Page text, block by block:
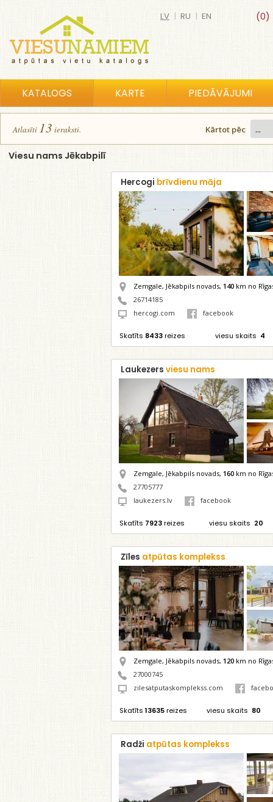
(0)
LV | RU | EN
KATALOGS KARTE PIEDĀVĀJUMI
Atlasīti 13 ieraksti. Kārtot pēc
Viesu nams Jēkabpilī
Hercogi brīvdienu māja
Zemgale, Jēkabpils novads, 140 km no
26714185
hercogi.com
facebook
Skatīts 8433reizes viesu skaits 4
Laukezers viesu nams
Zemgale, Jēkabpils novads, 160 km no
27705777
laukezers.lv
facebook
Skatīts 7923reizes viesu skaits 20
Zīles atpūtas komplekss
Zemgale, Jēkabpils novads, 120 km no
27000745
zilesatputaskomplekss.com
Skatīts 13635reizes viesu skaits 80
Radži atpūtas komplekss